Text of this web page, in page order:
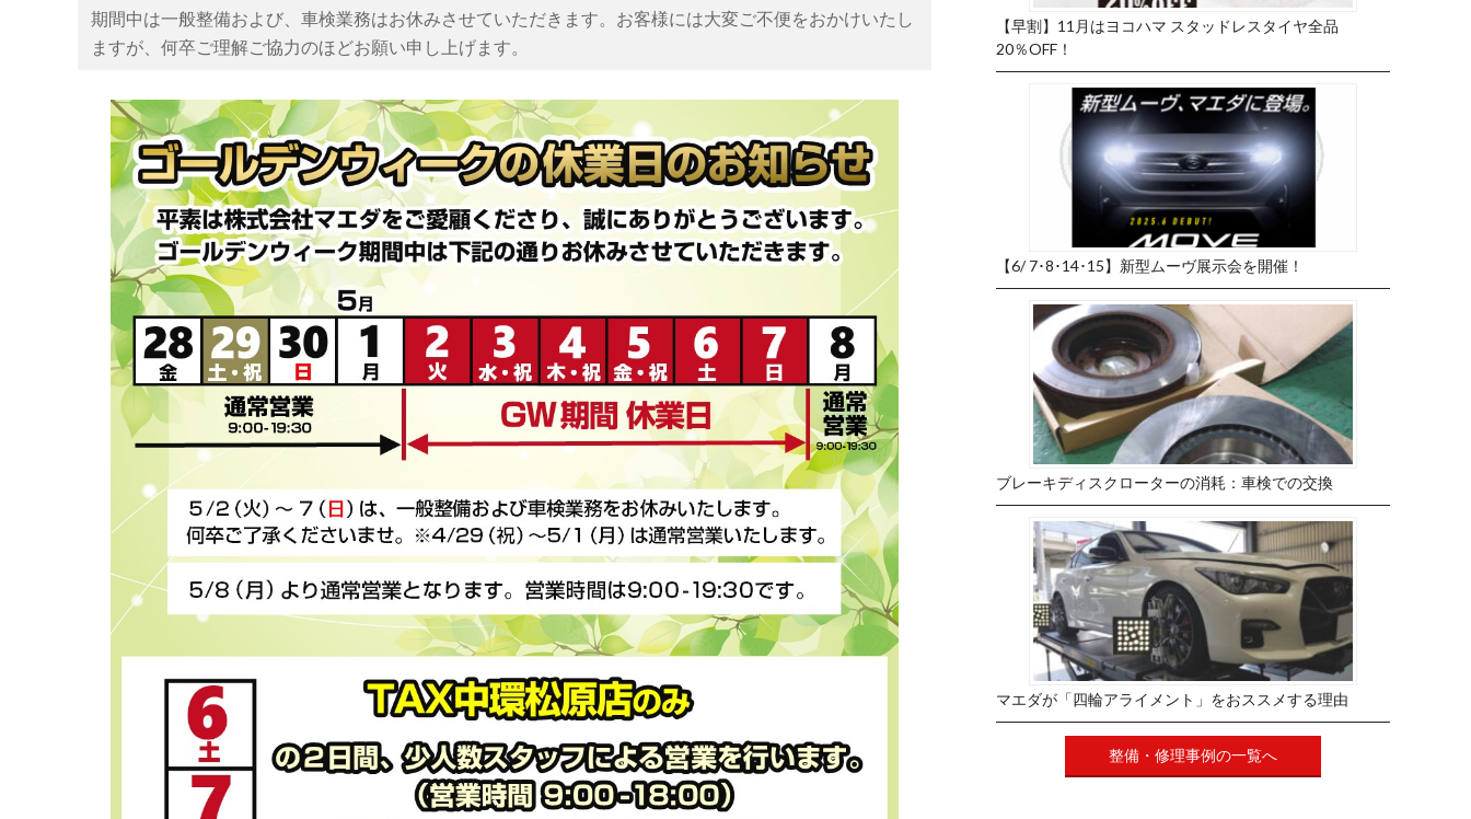
修
と
車
整
備
の
専
門
店
【く
る
ま
整
備
ド
ッ
ト
コ
ム】
期間中は一般整備および、車検業務はお休みさせていただきます。お客様には大変ご不便をおかけいたし
ますが、何卒ご理解ご協力のほどお願い申し上げます。
【早割】11月はヨコハマ スタッドレスタイヤ全品
20％OFF！
【6/ 7･8･14･15】新型ムーヴ展示会を開催！
ブレーキディスクローターの消耗：車検での交換
マエダが「四輪アライメント」をおススメする理由
整備・修理事例の一覧へ